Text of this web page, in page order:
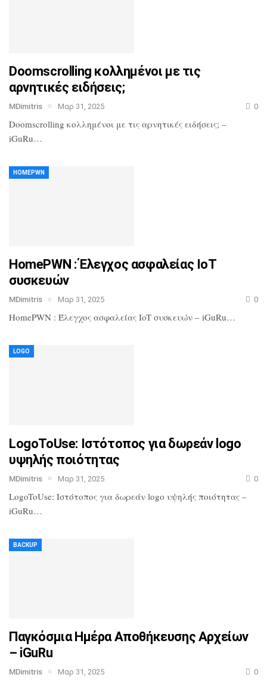
Doomscrolling κολλημένοι με τις
αρνητικές ειδήσεις;
MDimitris Μαρ 31, 2025 0
Doomscrolling κολλημένοι με τις αρνητικές ειδήσεις; –
iGuRu…
HOMEPWN
HomePWN : Έλεγχος ασφαλείας IoT
συσκευών
MDimitris Μαρ 31, 2025 0
HomePWN : Έλεγχος ασφαλείας IoT συσκευών – iGuRu…
LOGO
LogoToUse: Ιστότοπος για δωρεάν logo
υψηλής ποιότητας
MDimitris Μαρ 31, 2025 0
LogoToUse: Ιστότοπος για δωρεάν logo υψηλής ποιότητας –
iGuRu…
BACKUP
Παγκόσμια Ημέρα Αποθήκευσης Αρχείων
– iGuRu
MDimitris Μαρ 31, 2025 0